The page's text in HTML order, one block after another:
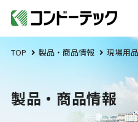
TOP 製品・商品情報 現場用品
製品・商品情報